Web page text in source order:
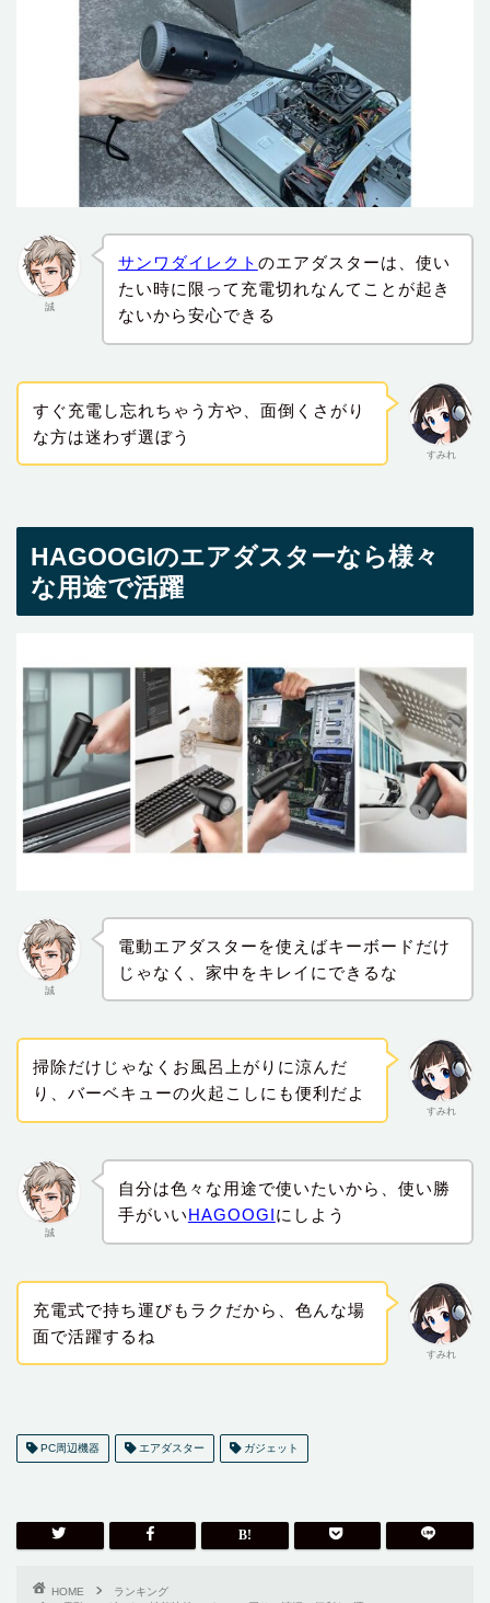
誠
サンワダイレクト のエアダスターは、使い
たい時に限って充電切れなんてことが起き
ないから安心できる
すみれ
すぐ充電し忘れちゃう方や、面倒くさがり
な方は迷わず選ぼう
HAGOOGIのエアダスターなら様々
な用途で活躍
誠
電動エアダスターを使えばキーボードだけ
じゃなく、家中をキレイにできるな
すみれ
掃除だけじゃなくお風呂上がりに涼んだ
り、バーベキューの火起こしにも便利だよ
誠
自分は色々な用途で使いたいから、使い勝
手がいいHAGOOGIにしよう
すみれ
充電式で持ち運びもラクだから、色んな場
面で活躍するね
PC周辺機器 エアダスター ガジェット
HOME
ランキング